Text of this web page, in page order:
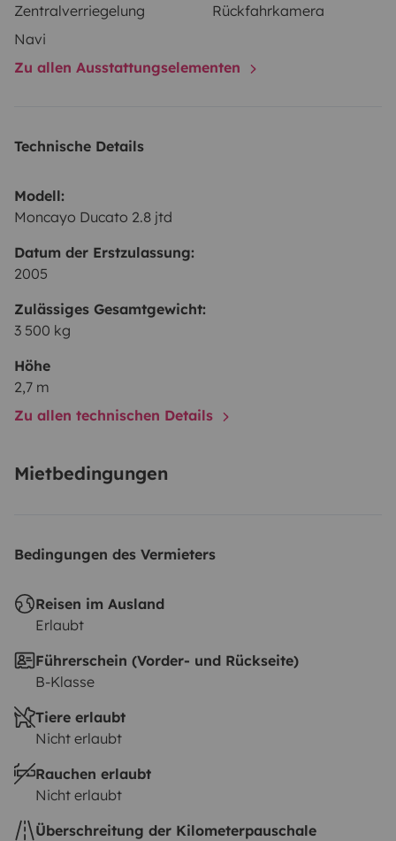
Zentralverriegelung
Rückfahrkamera
Navi
Zu allen Ausstattungselementen
Technische Details
Modell:
Moncayo Ducato 2.8 jtd
Datum der Erstzulassung:
2005
Zulässiges Gesamtgewicht:
3 500 kg
Höhe
2,7 m
Zu allen technischen Details
Mietbedingungen
Bedingungen des Vermieters
Reisen im Ausland
Erlaubt
Führerschein (Vorder- und Rückseite)
B-Klasse
Tiere erlaubt
Nicht erlaubt
Rauchen erlaubt
Nicht erlaubt
Überschreitung der Kilometerpauschale